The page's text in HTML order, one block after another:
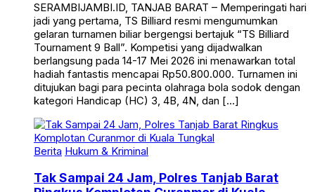
SERAMBIJAMBI.ID, TANJAB BARAT – Memperingati hari
jadi yang pertama, TS Billiard resmi mengumumkan
gelaran turnamen biliar bergengsi bertajuk “TS Billiard
Tournament 9 Ball”. Kompetisi yang dijadwalkan
berlangsung pada 14-17 Mei 2026 ini menawarkan total
hadiah fantastis mencapai Rp50.800.000. Turnamen ini
ditujukan bagi para pecinta olahraga bola sodok dengan
kategori Handicap (HC) 3, 4B, 4N, dan […]
Berita Hukum & Kriminal
Tak Sampai 24 Jam, Polres Tanjab Barat